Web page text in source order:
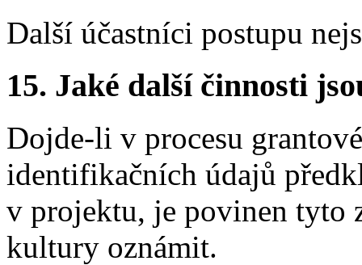
Další účastníci postupu
15. Jaké další činnosti
Dojde-li v procesu
identifikačních údajů
v projektu, je povinen tyto
kultury oznámit.